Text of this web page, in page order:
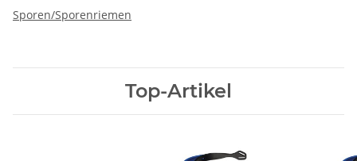
Sporen/Sporenriemen
Top-Artikel